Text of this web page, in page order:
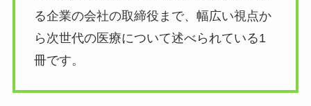
る企業の会社の取締役まで、幅広い視点か
ら次世代の医療について述べられている1
冊です。